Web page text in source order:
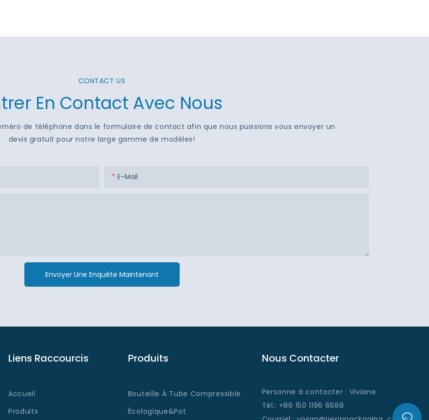
CONTACT US
En Contact Avec Nous
de téléphone dans le formulaire de contact afin que nous puissions vous envoyer un
devis gratuit pour notre large gamme de modèles!
E-Mail
Envoyer Une Enquête Maintenant
Liens Raccourcis
Accueil
Produits
Produits
Bouteille À Tube Compressible
Écologique&Pot
Nous Contacter
Personne à contacter : Viviane
Tél.: +86 150 1196 6688